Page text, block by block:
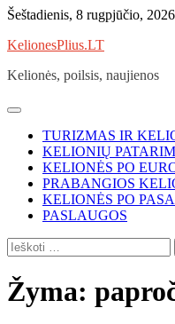
Skip
content
Šeštadienis, 8 rugpjūčio, 2026
KelionesPlius.LT
Kelionės, poilsis, naujienos
TURIZMAS IR
KELIONIŲ
KELIONĖS PO
PRABANGIOS
KELIONĖS PO
PASLAUGOS
Ieškoti:
Žyma: